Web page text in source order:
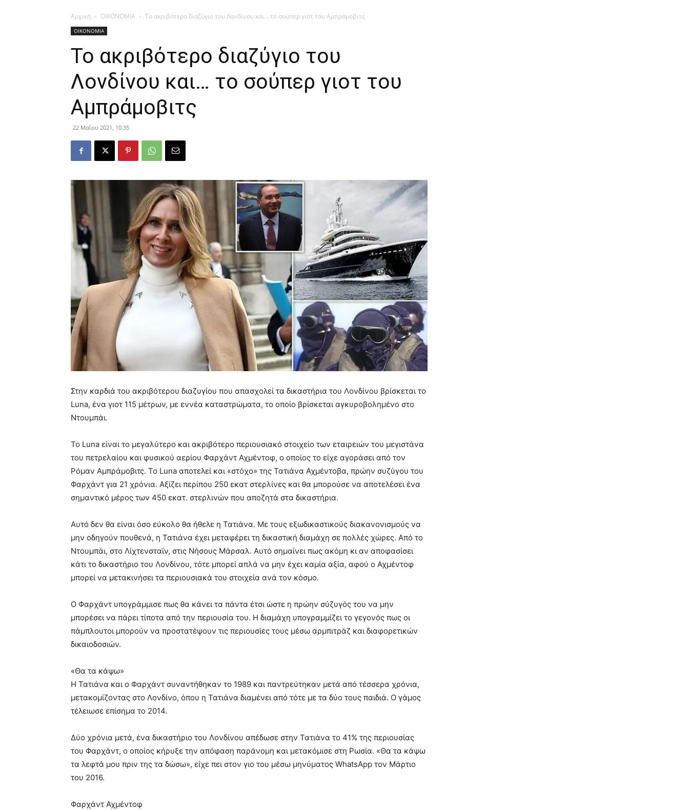
Αρχική ΟΙΚΟΝΟΜΙΑ Το ακριβότερο διαζύγιο του Λονδίνου και… το σούπερ γιοτ του Αμπράμοβιτς
ΟΙΚΟΝΟΜΙΑ
Το ακριβότερο διαζύγιο του
Λονδίνου και… το σούπερ γιοτ του
Αμπράμοβιτς
22 Μαΐου 2021, 10:35
Στην καρδιά του ακριβότερου διαζυγίου που απασχολεί τα δικαστήρια του Λονδίνου βρίσκεται το
Luna, ένα γιοτ 115 μέτρων, με εννέα καταστρώματα, το οποίο βρίσκεται αγκυροβολημένο στο
Ντουμπάι.
Το Luna είναι το μεγαλύτερο και ακριβότερο περιουσιακό στοιχείο των εταιρειών του μεγιστάνα
του πετρελαίου και φυσικού αερίου Φαρχάντ Αχμέντοφ, ο οποίος το είχε αγοράσει από τον
Ρόμαν Αμπράμοβιτς. Το Luna αποτελεί και «στόχο» της Τατιάνα Αχμέντοβα, πρώην συζύγου του
Φαρχάντ για 21 χρόνια. Αξίζει περίπου 250 εκατ στερλίνες και θα μπορούσε να αποτελέσει ένα
σημαντικό μέρος των 450 εκατ. στερλινών που αποζητά στα δικαστήρια.
Αυτό δεν θα είναι όσο εύκολο θα ήθελε η Τατιάνα. Με τους εξωδικαστικούς διακανονισμούς να
μην οδηγούν πουθενά, η Τατιάνα έχει μεταφέρει τη δικαστική διαμάχη σε πολλές χώρες. Από το
Ντουμπάι, στο Λίχτενσταϊν, στις Νήσους Μάρσαλ. Αυτό σημαίνει πως ακόμη κι αν αποφασίσει
κάτι το δικαστήριο του Λονδίνου, τότε μπορεί απλά να μην έχει καμία αξία, αφού ο Αχμέντοφ
μπορεί να μετακινήσει τα περιουσιακά του στοιχεία ανά τον κόσμο.
Ο Φαρχάντ υπογράμμισε πως θα κάνει τα πάντα έτσι ώστε η πρώην σύζυγός του να μην
μπορέσει να πάρει τίποτα από την περιουσία του. Η διαμάχη υπογραμμίζει το γεγονός πως οι
πάμπλουτοι μπορούν να προστατέψουν τις περιουσίες τους μέσω αρμπιτράζ και διαφορετικών
δικαιοδοσιών.
«Θα τα κάψω»
Η Τατιάνα και ο Φαρχάντ συναντήθηκαν το 1989 και παντρεύτηκαν μετά από τέσσερα χρόνια,
μετακομίζοντας στο Λονδίνο, όπου η Τατιάνα διαμένει από τότε με τα δύο τους παιδιά. Ο γάμος
τέλειωσε επίσημα το 2014.
Δύο χρόνια μετά, ένα δικαστήριο του Λονδίνου απέδωσε στην Τατιάνα το 41% της περιουσίας
του Φαρχάντ, ο οποίος κήρυξε την απόφαση παράνομη και μετακόμισε στη Ρωσία. «Θα τα κάψω
τα λεφτά μου πριν της τα δώσω», είχε πει στον γιο του μέσω μηνύματος WhatsApp τον Μάρτιο
του 2016.
Φαρχάντ Αχμέντοφ